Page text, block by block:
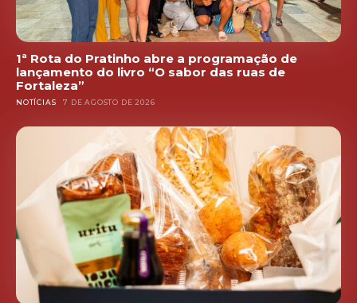
1ª Rota do Pratinho abre a programação de
lançamento do livro “O sabor das ruas de
Fortaleza”
NOTÍCIAS 7 DE AGOSTO DE 2026